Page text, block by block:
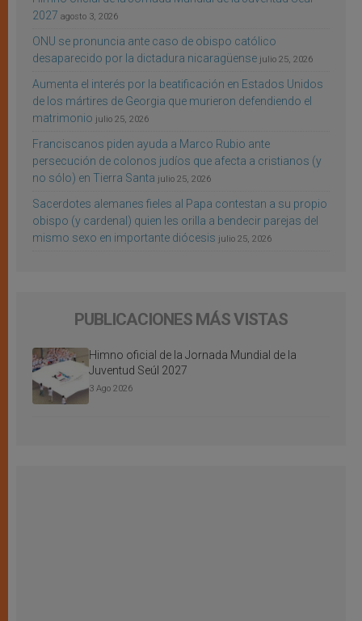
2027 agosto 3, 2026
ONU se pronuncia ante caso de obispo católico
desaparecido por la dictadura nicaragüense julio 25, 2026
Aumenta el interés por la beatificación en Estados Unidos
de los mártires de Georgia que murieron defendiendo el
matrimonio julio 25, 2026
Franciscanos piden ayuda a Marco Rubio ante
persecución de colonos judíos que afecta a cristianos (y
no sólo) en Tierra Santa julio 25, 2026
Sacerdotes alemanes fieles al Papa contestan a su propio
obispo (y cardenal) quien les orilla a bendecir parejas del
mismo sexo en importante diócesis julio 25, 2026
PUBLICACIONES MÁS VISTAS
Himno oficial de la Jornada Mundial de la
Juventud Seúl 2027
3 Ago 2026